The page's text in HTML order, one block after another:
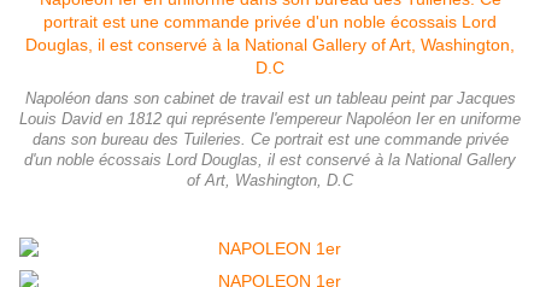
Napoléon dans son cabinet de travail est un tableau peint par Jacques
Louis David en 1812 qui représente l'empereur Napoléon Ier en uniforme
dans son bureau des Tuileries. Ce portrait est une commande privée
d'un noble écossais Lord Douglas, il est conservé à la National Gallery
of Art, Washington, D.C